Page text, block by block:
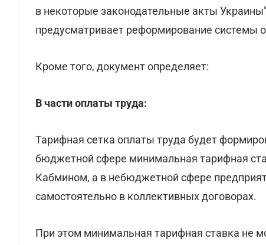
в некоторые законодательные акты
предусматривает реформирование системы
Кроме того, документ определяет:
В части оплаты труда:
Тарифная сетка оплаты труда будет
бюджетной сфере минимальная тарифная
Кабмином, а в небюджетной сфере
самостоятельно в коллективных договорах.
При этом минимальная тарифная ставка не